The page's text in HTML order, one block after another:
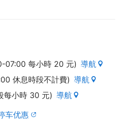
07:00 每小時 20 元) 導航
休息時段不計費) 導航
每小時 30 元) 導航
车优惠